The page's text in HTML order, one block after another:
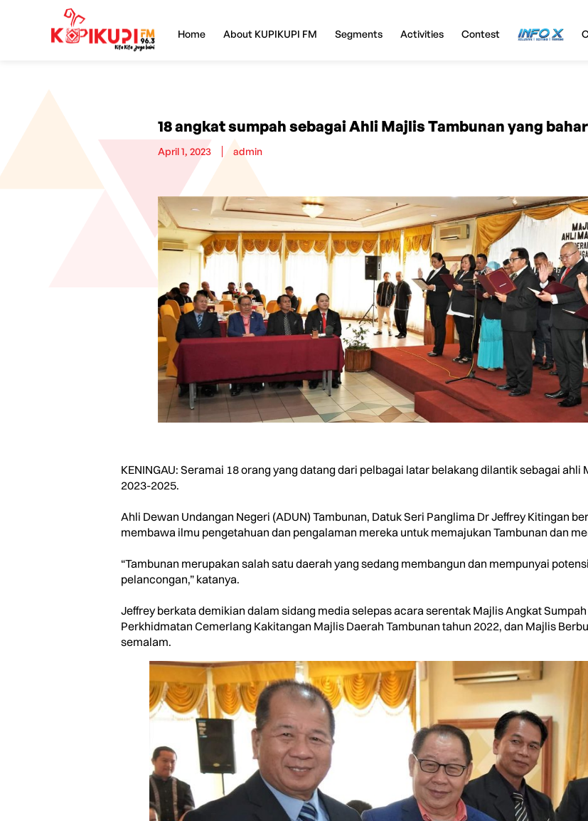
Home About KUPIKUPI FM Segments Activities Contest InfoX
18 angkat sumpah sebagai Ahli Majlis Tambunan yang
April 1, 2023 admin
KENINGAU: Seramai 18 orang yang datang dari pelbagai latar belakang dilantik sebagai
2023-2025.
Ahli Dewan Undangan Negeri (ADUN) Tambunan, Datuk Seri Panglima Dr Jeffrey Kitingan
membawa ilmu pengetahuan dan pengalaman mereka untuk memajukan Tambunan dan
“Tambunan merupakan salah satu daerah yang sedang membangun dan mempunyai
pelancongan,” katanya.
Jeffrey berkata demikian dalam sidang media selepas acara serentak Majlis Angkat
Perkhidmatan Cemerlang Kakitangan Majlis Daerah Tambunan tahun 2022, dan Majlis
semalam.